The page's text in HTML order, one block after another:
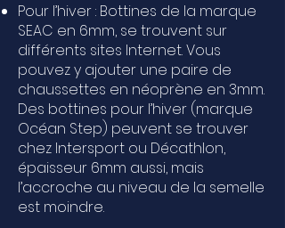
Pour l’hiver : Bottines de la marque
SEAC en 6mm, se trouvent sur
différents sites Internet. Vous
pouvez y ajouter une paire de
chaussettes en néoprène en 3mm.
Des bottines pour l’hiver (marque
Océan Step) peuvent se trouver
chez Intersport ou Décathlon,
épaisseur 6mm aussi, mais
l’accroche au niveau de la semelle
est moindre.